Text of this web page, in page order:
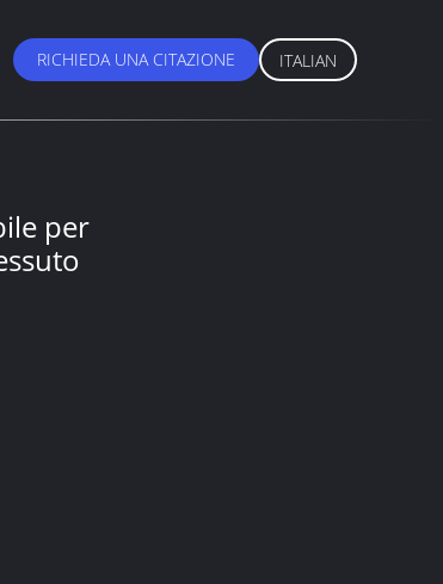
RICHIEDA UNA CITAZIONE ITALIAN
per